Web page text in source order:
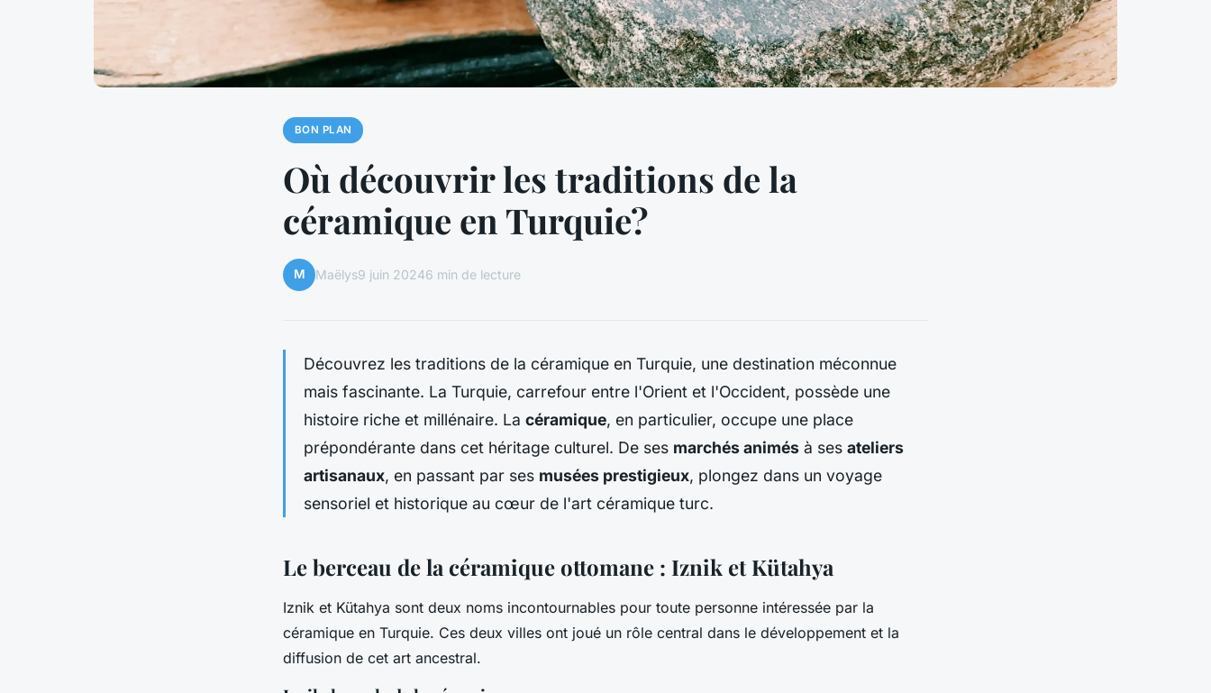
BON PLAN
Où découvrir les traditions de la
céramique en Turquie?
M Maëlys9 juin 20246 min de lecture
Découvrez les traditions de la céramique en Turquie, une destination méconnue
mais fascinante. La Turquie, carrefour entre l'Orient et l'Occident, possède une
histoire riche et millénaire. La céramique, en particulier, occupe une place
prépondérante dans cet héritage culturel. De ses marchés animés à ses ateliers
artisanaux, en passant par ses musées prestigieux, plongez dans un voyage
sensoriel et historique au cœur de l'art céramique turc.
Le berceau de la céramique ottomane : Iznik et Kütahya
Iznik et Kütahya sont deux noms incontournables pour toute personne intéressée par la
céramique en Turquie. Ces deux villes ont joué un rôle central dans le développement et la
diffusion de cet art ancestral.